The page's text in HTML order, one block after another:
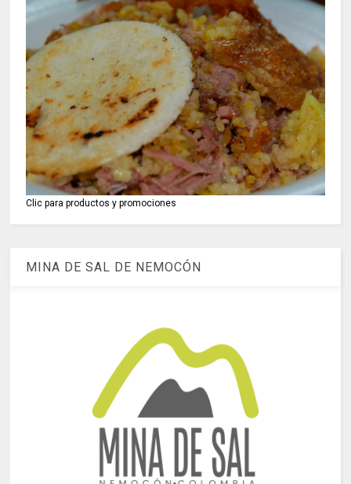
Clic para productos y promociones
MINA DE SAL DE NEMOCÓN